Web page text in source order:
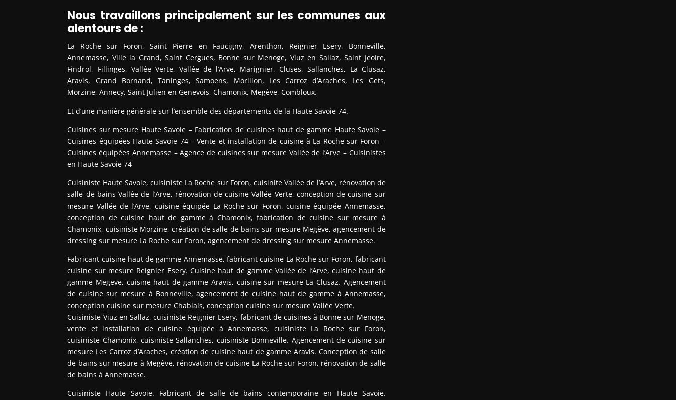
Nous travaillons principalement sur les communes aux
alentours de :
La Roche sur Foron, Saint Pierre en Faucigny, Arenthon, Reignier Esery, Bonneville,
Annemasse, Ville la Grand, Saint Cergues, Bonne sur Menoge, Viuz en Sallaz, Saint Jeoire,
Findrol, Fillinges, Vallée Verte, Vallée de l’Arve, Marignier, Cluses, Sallanches, La Clusaz,
Aravis, Grand Bornand, Taninges, Samoens, Morillon, Les Carroz d’Araches, Les Gets,
Morzine, Annecy, Saint Julien en Genevois, Chamonix, Megève, Combloux.
Et d’une manière générale sur l’ensemble des départements de la Haute Savoie 74.
Cuisines sur mesure Haute Savoie – Fabrication de cuisines haut de gamme Haute Savoie –
Cuisines équipées Haute Savoie 74 – Vente et installation de cuisine à La Roche sur Foron –
Cuisines équipées Annemasse – Agence de cuisines sur mesure Vallée de l’Arve – Cuisinistes
en Haute Savoie 74
Cuisiniste Haute Savoie, cuisiniste La Roche sur Foron, cuisinite Vallée de l’Arve, rénovation de
salle de bains Vallée de l’Arve, rénovation de cuisine Vallée Verte, conception de cuisine sur
mesure Vallée de l’Arve, cuisine équipée La Roche sur Foron, cuisine équipée Annemasse,
conception de cuisine haut de gamme à Chamonix, fabrication de cuisine sur mesure à
Chamonix, cuisiniste Morzine, création de salle de bains sur mesure Megève, agencement de
dressing sur mesure La Roche sur Foron, agencement de dressing sur mesure Annemasse.
Fabricant cuisine haut de gamme Annemasse, fabricant cuisine La Roche sur Foron, fabricant
cuisine sur mesure Reignier Esery. Cuisine haut de gamme Vallée de l’Arve, cuisine haut de
gamme Megeve, cuisine haut de gamme Aravis, cuisine sur mesure La Clusaz. Agencement
de cuisine sur mesure à Bonneville, agencement de cuisine haut de gamme à Annemasse,
conception cuisine sur mesure Chablais, conception cuisine sur mesure Vallée Verte.
Cuisiniste Viuz en Sallaz, cuisiniste Reignier Esery, fabricant de cuisines à Bonne sur Menoge,
vente et installation de cuisine équipée à Annemasse, cuisiniste La Roche sur Foron,
cuisiniste Chamonix, cuisiniste Sallanches, cuisiniste Bonneville. Agencement de cuisine sur
mesure Les Carroz d’Araches, création de cuisine haut de gamme Aravis. Conception de salle
de bains sur mesure à Megève, rénovation de cuisine La Roche sur Foron, rénovation de salle
de bains à Annemasse.
Cuisiniste Haute Savoie. Fabricant de salle de bains contemporaine en Haute Savoie.